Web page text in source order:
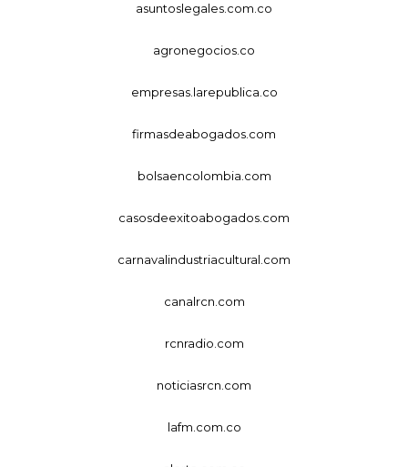
asuntoslegales.com.co
agronegocios.co
empresas.larepublica.co
firmasdeabogados.com
bolsaencolombia.com
casosdeexitoabogados.com
carnavalindustriacultural.com
canalrcn.com
rcnradio.com
noticiasrcn.com
lafm.com.co